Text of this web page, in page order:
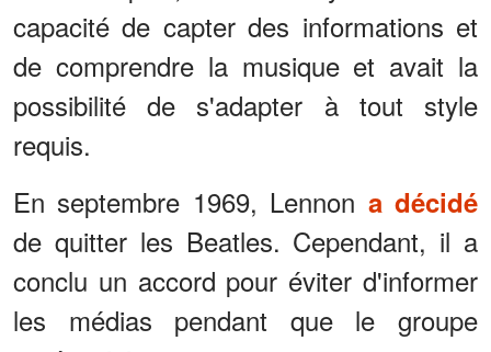
capacité de capter des informations et
de comprendre la musique et avait la
possibilité de s'adapter à tout style
requis.
En septembre 1969, Lennon a décidé
de quitter les Beatles. Cependant, il a
conclu un accord pour éviter d'informer
les médias pendant que le groupe